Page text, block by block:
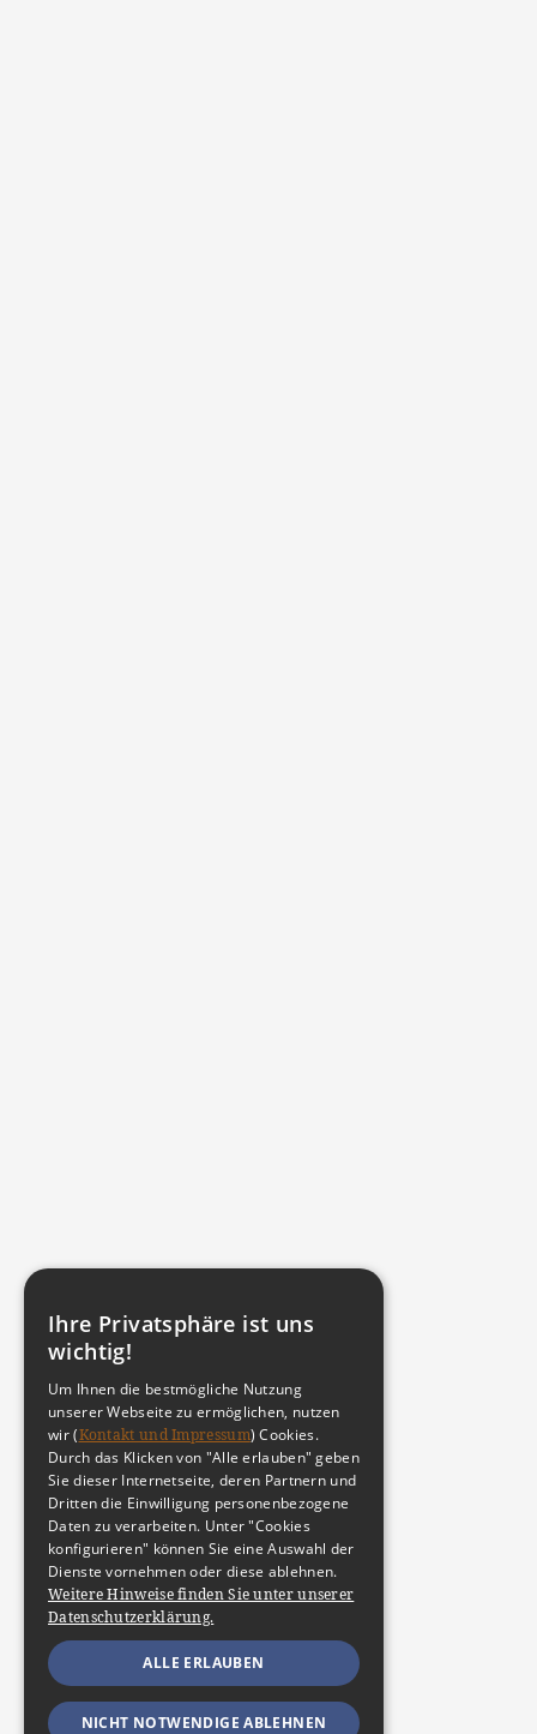
Ihre Privatsphäre ist uns
wichtig!
Um Ihnen die bestmögliche Nutzung
unserer Webseite zu ermöglichen, nutzen
wir (Kontakt und Impressum) Cookies.
Durch das Klicken von "Alle erlauben" geben
Sie dieser Internetseite, deren Partnern und
Dritten die Einwilligung personenbezogene
Daten zu verarbeiten. Unter "Cookies
konfigurieren" können Sie eine Auswahl der
Dienste vornehmen oder diese ablehnen.
Weitere Hinweise finden Sie unter unserer
Datenschutzerklärung.
ALLE ERLAUBEN
NICHT NOTWENDIGE ABLEHNEN